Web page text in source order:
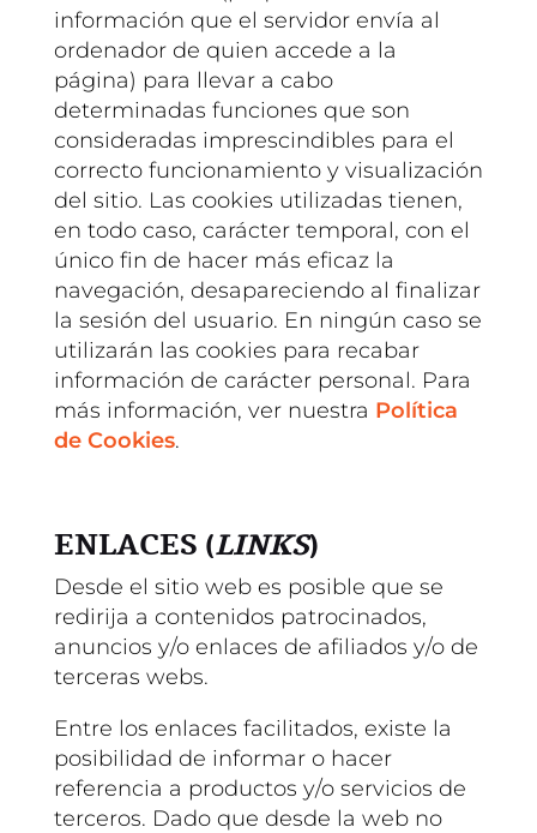
información que el servidor envía al
ordenador de quien accede a la
página) para llevar a cabo
determinadas funciones que son
consideradas imprescindibles para el
correcto funcionamiento y visualización
del sitio. Las cookies utilizadas tienen,
en todo caso, carácter temporal, con el
único fin de hacer más eficaz la
navegación, desapareciendo al finalizar
la sesión del usuario. En ningún caso se
utilizarán las cookies para recabar
información de carácter personal. Para
más información, ver nuestra Política
de Cookies.
ENLACES (LINKS)
Desde el sitio web es posible que se
redirija a contenidos patrocinados,
anuncios y/o enlaces de afiliados y/o de
terceras webs.
Entre los enlaces facilitados, existe la
posibilidad de informar o hacer
referencia a productos y/o servicios de
terceros. Dado que desde la web no